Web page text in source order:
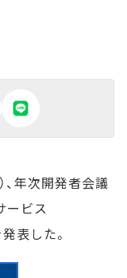
年次開発者会議
ービス
表した。